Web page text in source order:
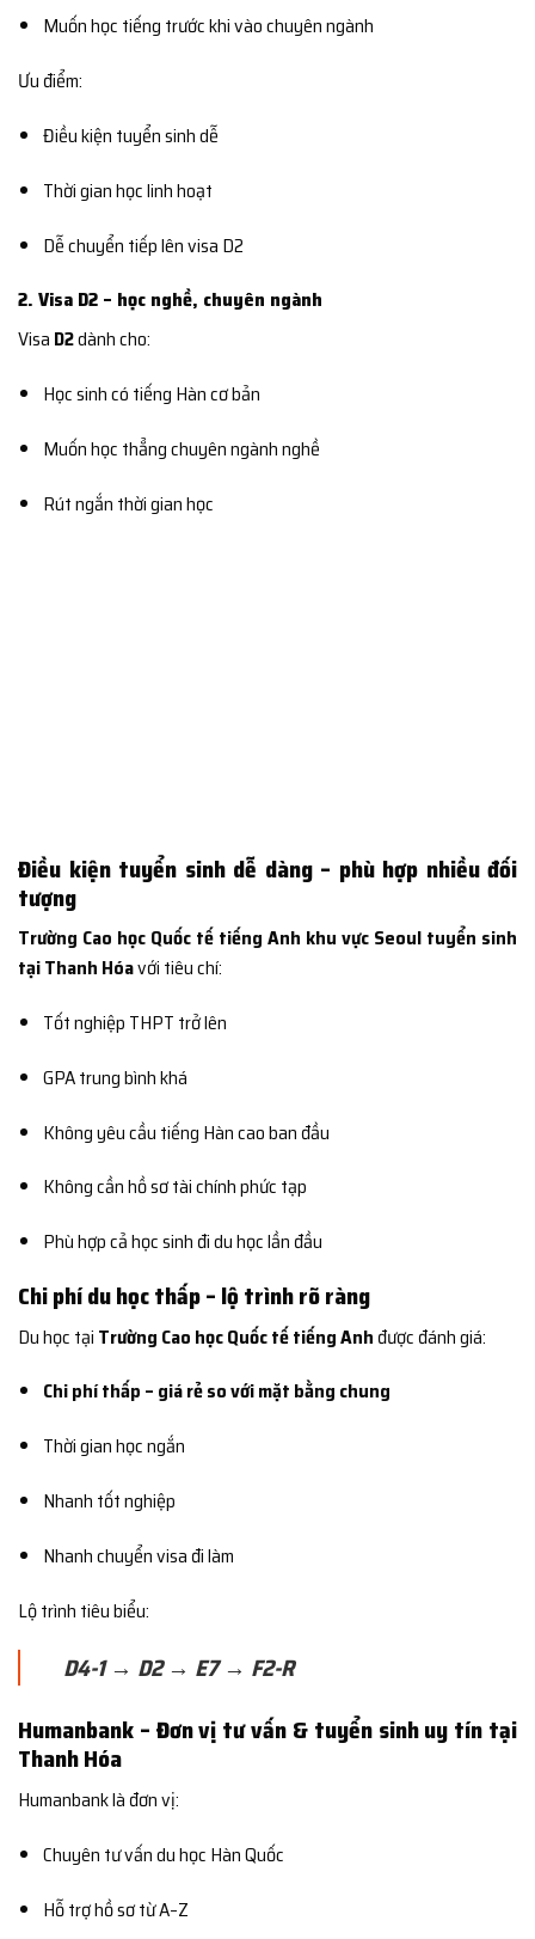
Muốn học tiếng trước khi vào chuyên ngành
Ưu điểm:
Điều kiện tuyển sinh dễ
Thời gian học linh hoạt
Dễ chuyển tiếp lên visa D2
2. Visa D2 – học nghề, chuyên ngành
Visa D2dành cho:
Học sinh có tiếng Hàn cơ bản
Muốn học thẳng chuyên ngành nghề
Rút ngắn thời gian học
Điều kiện tuyển sinh dễ dàng – phù hợp nhiều đối
tượng
Trường Cao học Quốc tế tiếng Anh khu vực Seoul tuyển sinh
tại Thanh Hóavới tiêu chí:
Tốt nghiệp THPT trở lên
GPA trung bình khá
Không yêu cầu tiếng Hàn cao ban đầu
Không cần hồ sơ tài chính phức tạp
Phù hợp cả học sinh đi du học lần đầu
Chi phí du học thấp – lộ trình rõ ràng
Du học tại Trường Cao học Quốc tế tiếng Anhđược đánh giá:
Chi phí thấp – giá rẻ so với mặt bằng chung
Thời gian học ngắn
Nhanh tốt nghiệp
Nhanh chuyển visa đi làm
Lộ trình tiêu biểu:
D4-1 → D2 → E7 → F2-R
Humanbank – Đơn vị tư vấn & tuyển sinh uy tín tại
Thanh Hóa
Humanbank là đơn vị:
Chuyên tư vấn du học Hàn Quốc
Hỗ trợ hồ sơ từ A–Z